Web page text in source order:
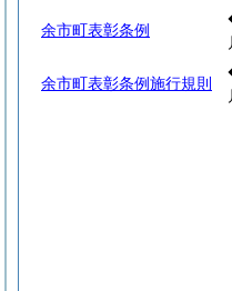
余市町表彰条例
余市町表彰条例施行規則